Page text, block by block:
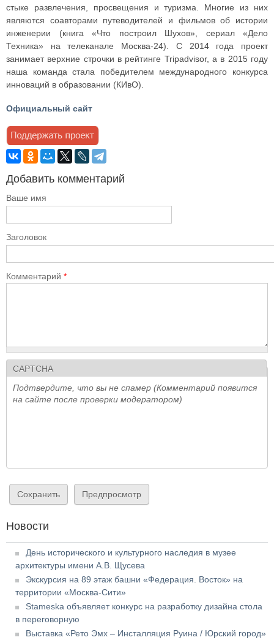
стыке развлечения, просвещения и туризма. Многие из них
являются соавторами путеводителей и фильмов об истории
инженерии (книга «Что построил Шухов», сериал «Дело
Техника» на телеканале Москва-24). С 2014 года проект
занимает верхние строчки в рейтинге Tripadvisor, а в 2015 году
наша команда стала победителем международного конкурса
инноваций в образовании (КИвО).
Официальный сайт
Добавить комментарий
Ваше имя
Заголовок
Комментарий *
CAPTCHA
Подтвердите, что вы не спамер (Комментарий появится
на сайте после проверки модератором)
Новости
День исторического и культурного наследия в музее
архитектуры имени А.В. Щусева
Экскурсия на 89 этаж башни «Федерация. Восток» на
территории «Москва-Сити»
Stameska объявляет конкурс на разработку дизайна стола
в переговорную
Выставка «Рето Эмх – Инсталляция Руина / Юрский город»